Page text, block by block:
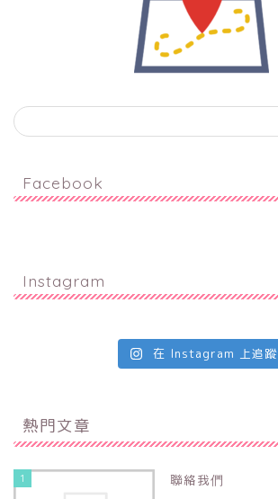
Facebook
Instagram
在 Instagram 上追蹤
熱門文章
1 聯絡我們